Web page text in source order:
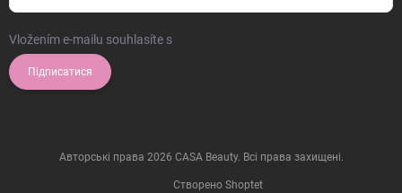
Vložením e-mailu souhlasíte s
Підписатися
Створено Shoptet
Авторські права 2026 CASA Beauty. Всі права захищені.